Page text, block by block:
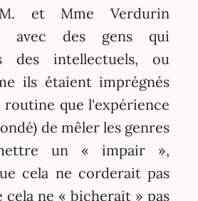
et Mme Verdurin
avec des gens qui
des intellectuels, ou
ils étaient imprégnés
que l'expérience
de mêler les genres
un « impair »,
cela ne corderait pas
cela ne « bicherait » pas